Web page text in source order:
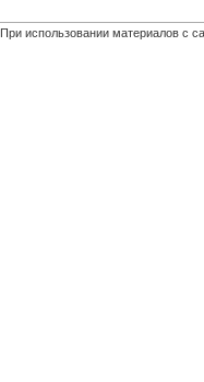
При использовании материалов с